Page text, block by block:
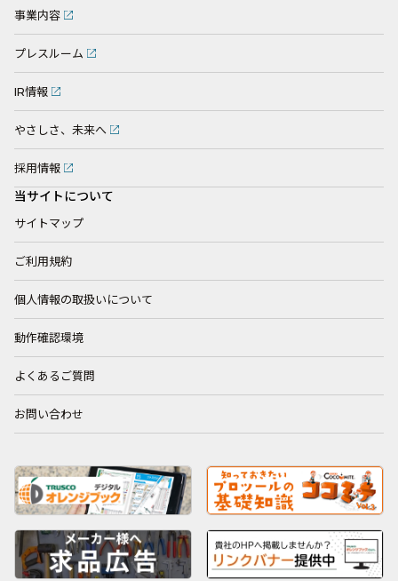
事業内容
プレスルーム
IR情報
やさしさ、未来へ
採用情報
当サイトについて
サイトマップ
ご利用規約
個人情報の取扱いについて
動作確認環境
よくあるご質問
お問い合わせ